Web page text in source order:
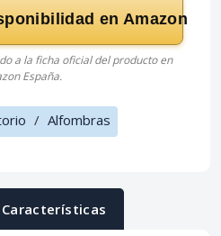
en Amazon
a la ficha oficial del producto en
España.
/ Alfombras